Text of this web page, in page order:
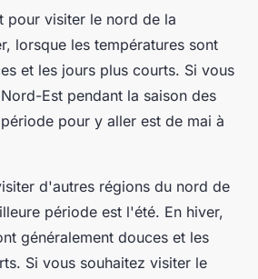
pour visiter le nord de la
lorsque les températures sont
et les jours plus courts. Si vous
Est pendant la saison des
pour y aller est de mai à
d'autres régions du nord de
période est l'été. En hiver,
généralement douces et les
Si vous souhaitez visiter le